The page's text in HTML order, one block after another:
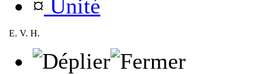
¤ Unité
E. V. H.